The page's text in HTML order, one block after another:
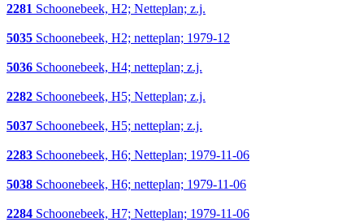
2281 Schoonebeek, H2; Netteplan; z.j.
5035 Schoonebeek, H2; netteplan; 1979-12
5036 Schoonebeek, H4; netteplan; z.j.
2282 Schoonebeek, H5; Netteplan; z.j.
5037 Schoonebeek, H5; netteplan; z.j.
2283 Schoonebeek, H6; Netteplan; 1979-11-06
5038 Schoonebeek, H6; netteplan; 1979-11-06
2284 Schoonebeek, H7; Netteplan; 1979-11-06